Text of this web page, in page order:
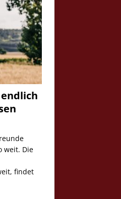
weit. Die
findet